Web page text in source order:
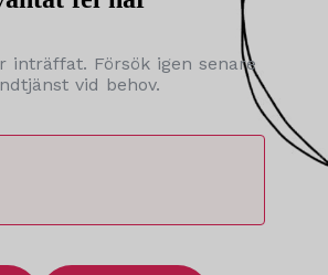
inträffat. Försök igen senare
vid behov.